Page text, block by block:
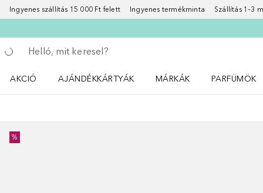
Ingyenes szállítás 15 000 Ft felett Ingyenes termékminta Szállítás 1–3
Menj vissza
Keresés végrehajtása
AKCIÓ
AJÁNDÉKKÁRTYÁK
MÁRKÁK
PARFÜMÖK
%